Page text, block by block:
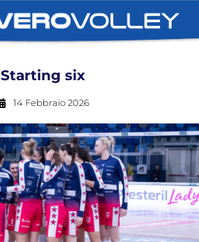
Starting six
14 Febbraio 2026